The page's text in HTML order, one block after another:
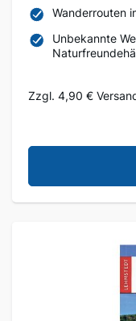
Wanderrouten
Unbekannte
Zzgl. 4,90 €